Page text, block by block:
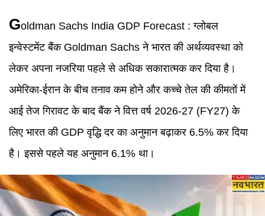
Goldman Sachs India GDP Forecast :ग्लोबल
इन्वेस्टमेंट बैंक Goldman Sachs ने भारत की अर्थव्यवस्था को
लेकर अपना नजरिया पहले से अधिक सकारात्मक कर दिया है।
अमेरिका-ईरान के बीच तनाव कम होने और कच्चे तेल की कीमतों में
आई तेज गिरावट के बाद बैंक ने वित्त वर्ष 2026-27 (FY27) के
लिए भारत की GDP वृद्धि दर का अनुमान बढ़ाकर 6.5% कर दिया
है। इससे पहले यह अनुमान 6.1% था।